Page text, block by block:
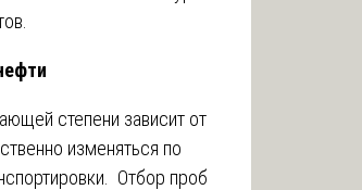
степени зависит от
изменяться по
Отбор проб